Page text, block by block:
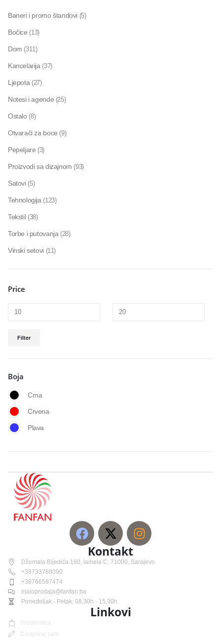
Baneri i promo štandovi (5)
Bočice (13)
Dom (311)
Kancelarija (37)
Ljepota (27)
Notesi i agende (25)
Ostalo (8)
Otvarači za boce (9)
Pepeljare (3)
Proizvodi sa dizajnom (93)
Satovi (5)
Tehnologija (123)
Tekstil (38)
Torbe i putovanja (28)
Vinski setovi (11)
Price
Filter
Boja
Crna
Crvena
Plava
Kontakt
Džemala Bijedića 160, lamela C, 71000, Sarajevo
+38733788090
+38766587474
maloprodaja@fanfan.ba
Ponedeljak - Petak; 08,30h - 15,30h
Linkovi
Prodavnica
Dizajniraj sam